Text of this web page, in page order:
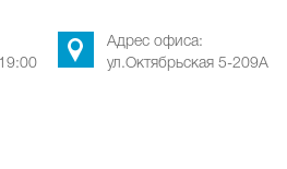
Адрес офиса:
ул.Октябрьская 5-209А